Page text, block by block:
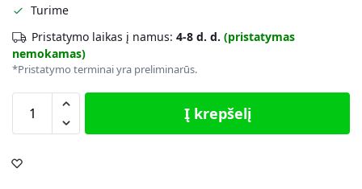
Turime
Pristatymo laikas į namus: 4-8 d. d. (pristatymas
nemokamas)
*Pristatymo terminai yra preliminarūs.
Į krepšelį